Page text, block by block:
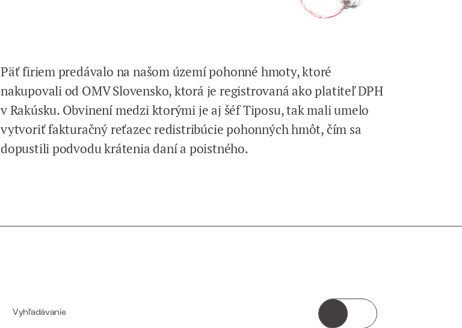
Päť firiem predávalo na našom území pohonné hmoty, ktoré
nakupovali od OMV Slovensko, ktorá je registrovaná ako platiteľ DPH
v Rakúsku. Obvinení medzi ktorými je aj šéf Tiposu, tak mali umelo
vytvoriť fakturačný reťazec redistribúcie pohonných hmôt, čím sa
dopustili podvodu krátenia daní a poistného.